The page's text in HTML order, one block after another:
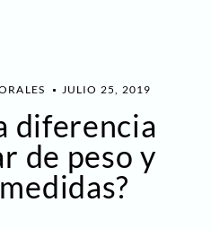
JULIO 25, 2019
diferencia
de peso y